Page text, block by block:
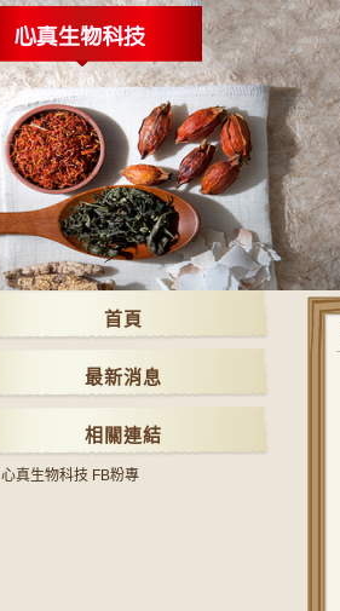
首頁
最新消息
相關連結
心真生物科技 FB粉專